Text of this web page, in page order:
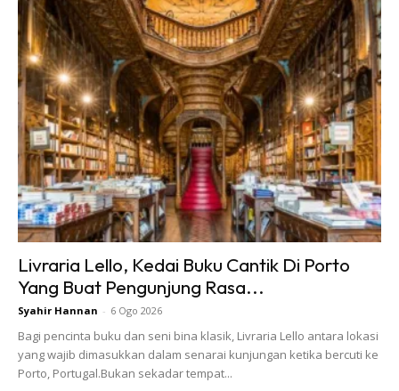
Livraria Lello, Kedai Buku Cantik Di Porto
Yang Buat Pengunjung Rasa...
Syahir Hannan - 6 Ogo 2026
Bagi pencinta buku dan seni bina klasik, Livraria Lello antara lokasi
yang wajib dimasukkan dalam senarai kunjungan ketika bercuti ke
Porto, Portugal.Bukan sekadar tempat...